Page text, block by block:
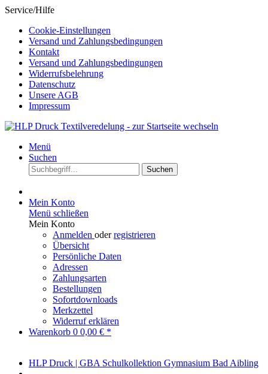
Service/Hilfe
Cookie-Einstellungen
Versand und Zahlungsbedingungen
Kontakt
Versand und Zahlungsbedingungen
Widerrufsbelehrung
Datenschutz
Unsere AGB
Impressum
Menü
Suchen
Suchen
Mein Konto
Menü schließen
Mein Konto
Anmelden oderregistrieren
Übersicht
Persönliche Daten
Adressen
Zahlungsarten
Bestellungen
Sofortdownloads
Merkzettel
Widerruf erklären
Warenkorb 0 0,00 € *
HLP Druck | GBA Schulkollektion Gymnasium Bad Aibling